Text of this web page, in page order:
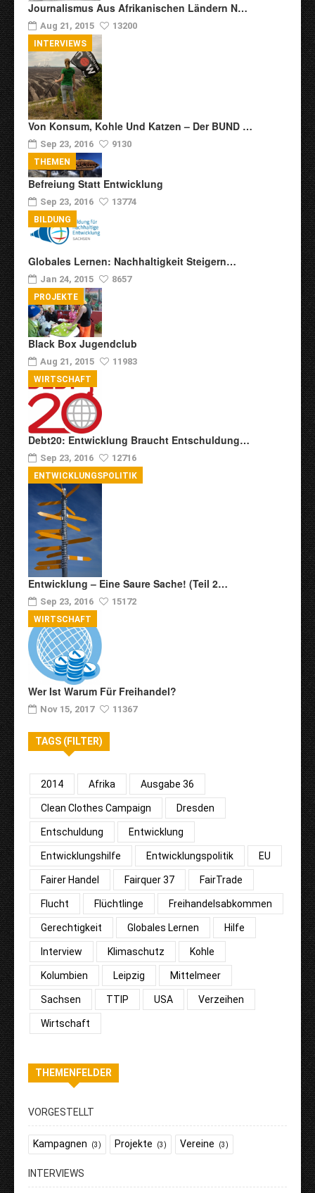
Journalismus Aus Afrikanischen Ländern N…
Aug 21, 2015 13200
Von Konsum, Kohle Und Katzen – Der BUND …
Sep 23, 2016 9130
INTERVIEWS
Befreiung Statt Entwicklung
Sep 23, 2016 13774
THEMEN
Globales Lernen: Nachhaltigkeit Steigern…
Jan 24, 2015 8657
BILDUNG
Black Box Jugendclub
Aug 21, 2015 11983
PROJEKTE
Debt20: Entwicklung Braucht Entschuldung…
Sep 23, 2016 12716
WIRTSCHAFT
Entwicklung – Eine Saure Sache! (Teil 2…
Sep 23, 2016 15172
ENTWICKLUNGSPOLITIK
Wer Ist Warum Für Freihandel?
Nov 15, 2017 11367
WIRTSCHAFT
TAGS (FILTER)
2014 Afrika Ausgabe 36
Clean Clothes Campaign Dresden
Entschuldung Entwicklung
Entwicklungshilfe Entwicklungspolitik EU
Fairer Handel Fairquer 37 FairTrade
Flucht Flüchtlinge Freihandelsabkommen
Gerechtigkeit Globales Lernen Hilfe
Interview Klimaschutz Kohle
Kolumbien Leipzig Mittelmeer
Sachsen TTIP USA Verzeihen
Wirtschaft
THEMENFELDER
VORGESTELLT
Kampagnen (3) Projekte (3) Vereine (3)
INTERVIEWS